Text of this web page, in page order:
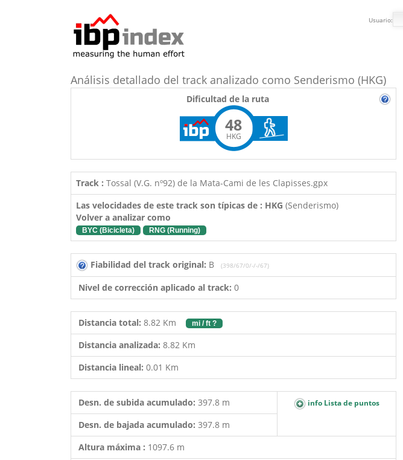
Usuario:
Análisis detallado del track analizado como Senderismo (HKG)
Dificultad de la ruta
48
HKG
Track : Tossal (V.G. nº92) de la Mata-Cami de les Clapisses.gpx
Las velocidades de este track son típicas de : HKG (Senderismo)
Volver a analizar como
BYC (Bicicleta) RNG (Running)
Fiabilidad del track original: B (398/67/0/-/-/67)
Nivel de corrección aplicado al track: 0
Distancia total: 8.82 Km mi / ft ?
Distancia analizada: 8.82 Km
Distancia lineal: 0.01 Km
Desn. de subida acumulado: 397.8 m info Lista de puntos
Desn. de bajada acumulado: 397.8 m
Altura máxima : 1097.6 m